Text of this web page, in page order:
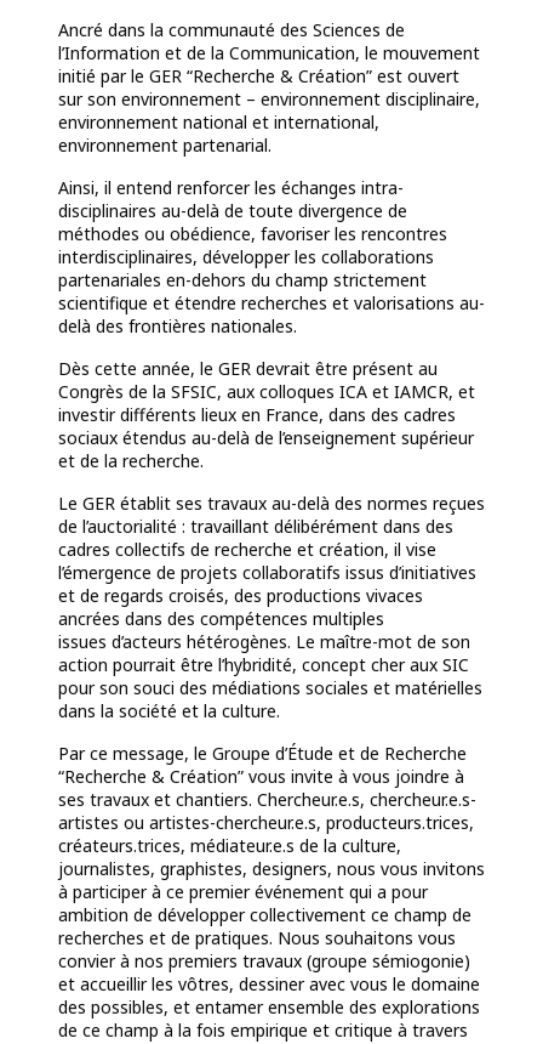
Ancré dans la communauté des Sciences de
l’Information et de la Communication, le mouvement
initié par le GER “Recherche & Création” est ouvert
sur son environnement – environnement disciplinaire,
environnement national et international,
environnement partenarial.
Ainsi, il entend renforcer les échanges intra-
disciplinaires au-delà de toute divergence de
méthodes ou obédience, favoriser les rencontres
interdisciplinaires, développer les collaborations
partenariales en-dehors du champ strictement
scientifique et étendre recherches et valorisations au-
delà des frontières nationales.
Dès cette année, le GER devrait être présent au
Congrès de la SFSIC, aux colloques ICA et IAMCR, et
investir différents lieux en France, dans des cadres
sociaux étendus au-delà de l’enseignement supérieur
et de la recherche.
Le GER établit ses travaux au-delà des normes reçues
de l’auctorialité : travaillant délibérément dans des
cadres collectifs de recherche et création, il vise
l’émergence de projets collaboratifs issus d’initiatives
et de regards croisés, des productions vivaces
ancrées dans des compétences multiples
issues d’acteurs hétérogènes. Le maître-mot de son
action pourrait être l’hybridité, concept cher aux SIC
pour son souci des médiations sociales et matérielles
dans la société et la culture.
Par ce message, le Groupe d’Étude et de Recherche
“Recherche & Création” vous invite à vous joindre à
ses travaux et chantiers. Chercheur.e.s, chercheur.e.s-
artistes ou artistes-chercheur.e.s, producteurs.trices,
créateurs.trices, médiateur.e.s de la culture,
journalistes, graphistes, designers, nous vous invitons
à participer à ce premier événement qui a pour
ambition de développer collectivement ce champ de
recherches et de pratiques. Nous souhaitons vous
convier à nos premiers travaux (groupe sémiogonie)
et accueillir les vôtres, dessiner avec vous le domaine
des possibles, et entamer ensemble des explorations
de ce champ à la fois empirique et critique à travers